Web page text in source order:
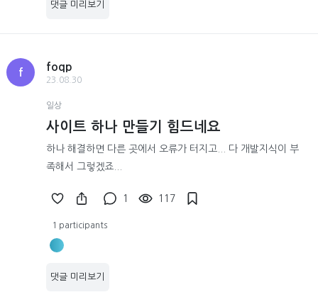
댓글 미리보기
f
foqp
23.08.30
일상
사이트 하나 만들기 힘드네요
하나 해결하면 다른 곳에서 오류가 터지고... 다 개발지식이 부
족해서 그렇겠죠...
1 117
1 participants
댓글 미리보기